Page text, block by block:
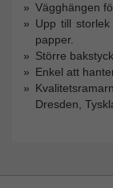
Vägghängen
Upp till
papper.
Större
Enkel att
Dresden,